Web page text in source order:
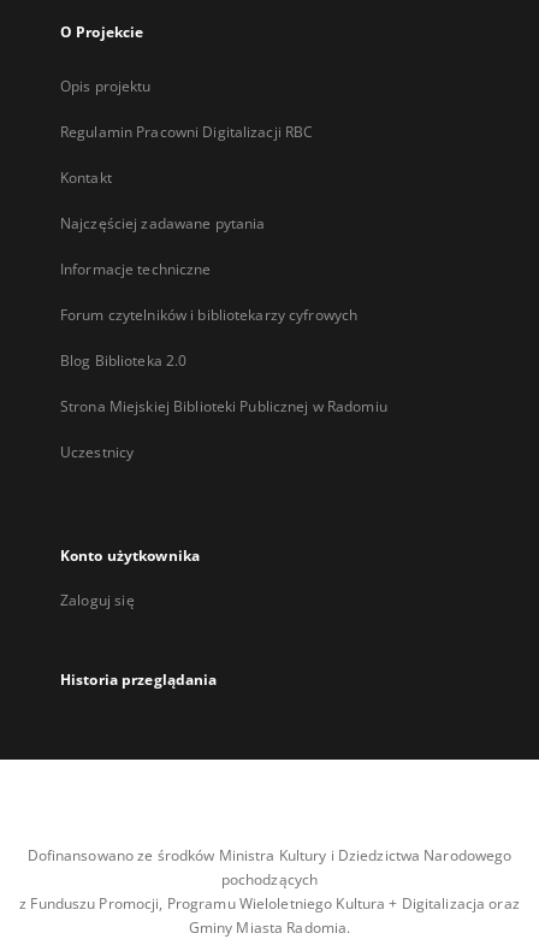
O Projekcie
Opis projektu
Regulamin Pracowni Digitalizacji RBC
Kontakt
Najczęściej zadawane pytania
Informacje techniczne
Forum czytelników i bibliotekarzy cyfrowych
Blog Biblioteka 2.0
Strona Miejskiej Biblioteki Publicznej w Radomiu
Uczestnicy
Konto użytkownika
Zaloguj się
Historia przeglądania
Dofinansowano ze środków Ministra Kultury i Dziedzictwa Narodowego
pochodzących
z Funduszu Promocji, Programu Wieloletniego Kultura + Digitalizacja oraz
Gminy Miasta Radomia.